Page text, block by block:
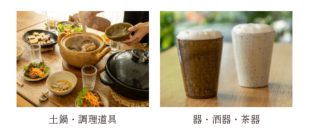
土鍋・調理道具 器・酒器・茶器